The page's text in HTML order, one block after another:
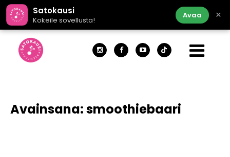
Satokausi
Kokeile sovellusta!
Avaa ×
Avainsana:smoothiebaari